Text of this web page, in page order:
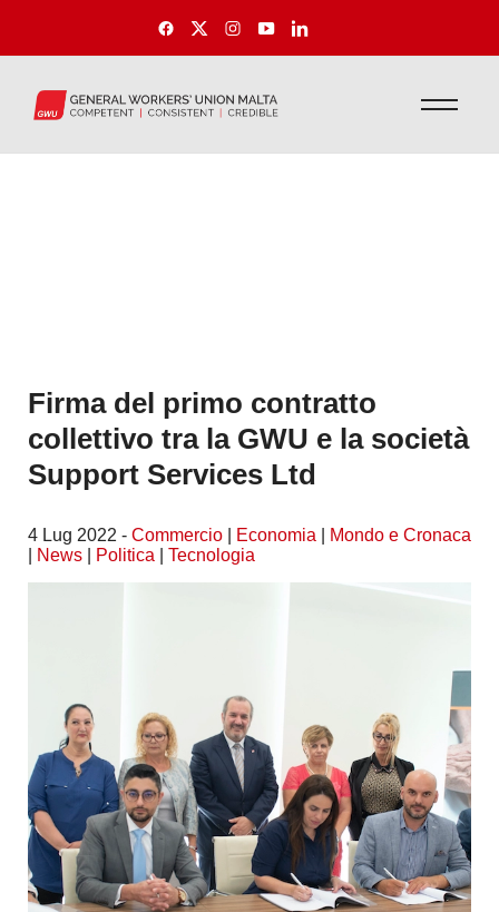
Firma del primo contratto
collettivo tra la GWU e la società
Support Services Ltd
4 Lug 2022 - Commercio Economia
Mondo e Cronaca
News Politica Tecnologia